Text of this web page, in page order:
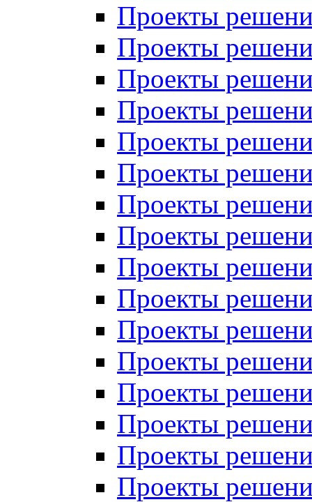
Проекты
Проекты
Проекты
Проекты
Проекты
Проекты
Проекты
Проекты
Проекты
Проекты
Проекты
Проекты
Проекты
Проекты
Проекты
Проекты